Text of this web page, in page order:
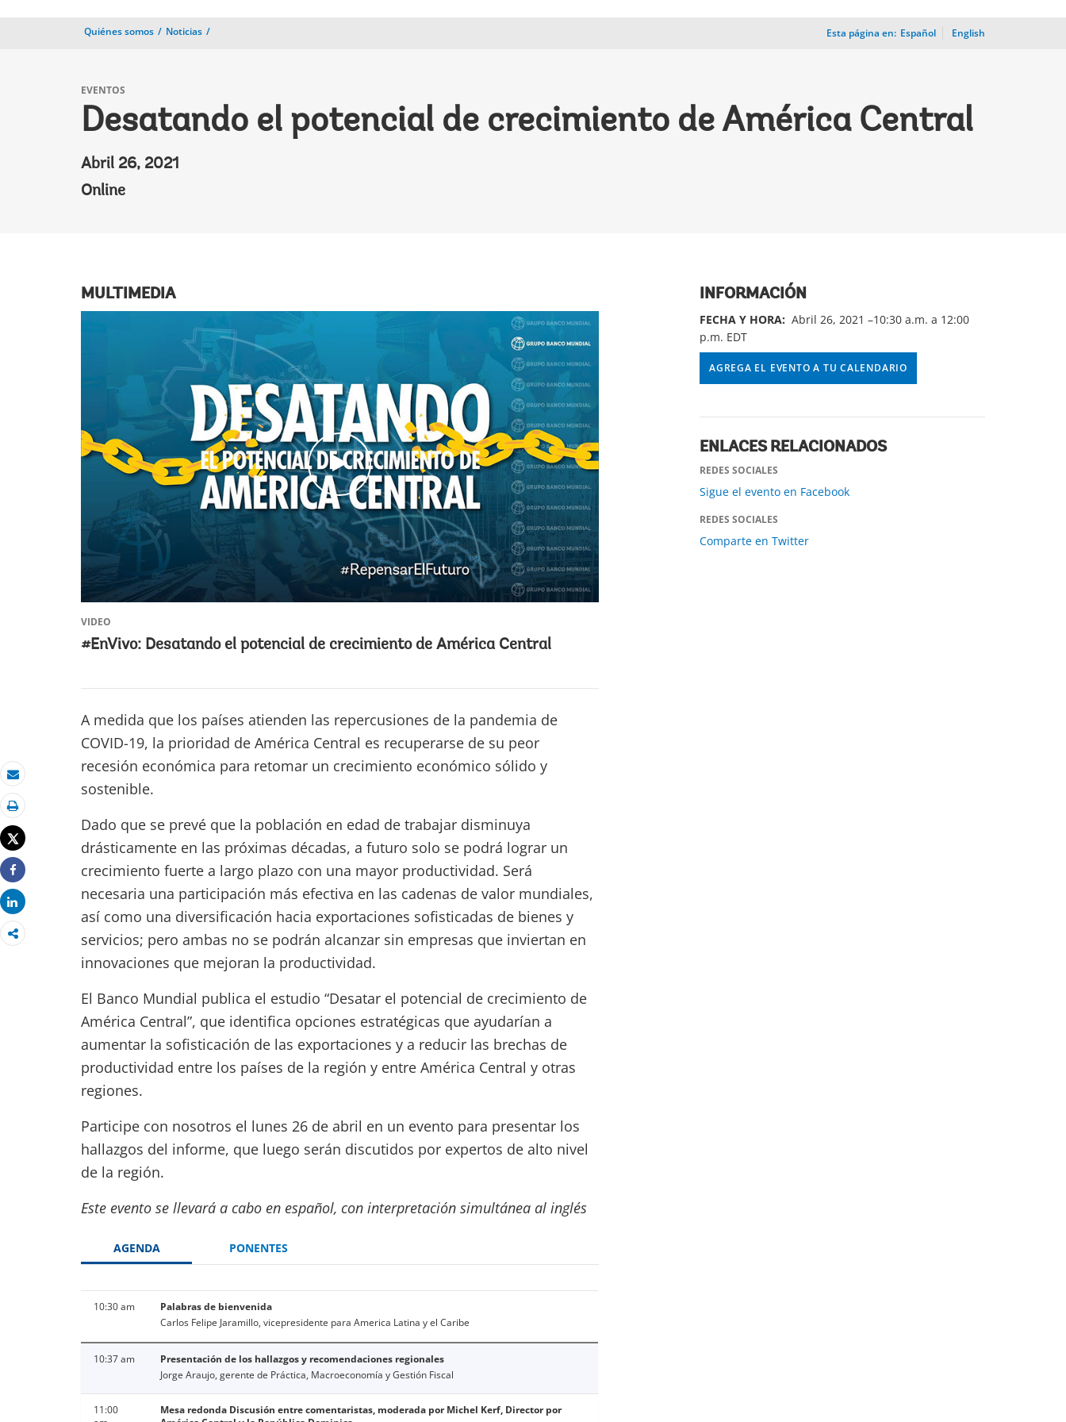
Quiénes somos Noticias Esta página en: Español English
EVENTOS
Desatando el potencial de crecimiento de América Central
Abril 26, 2021
Online
Correo electrónico
Imprimir
Tweet
Share
Share
MULTIMEDIA
c
l
i
c
k
VIDEO
#EnVivo: Desatando el potencial de crecimiento de América Central
A medida que los países atienden las repercusiones de la pandemia de
COVID-19, la prioridad de América Central es recuperarse de su peor
recesión económica para retomar un crecimiento económico sólido y
sostenible.
Dado que se prevé que la población en edad de trabajar disminuya
drásticamente en las próximas décadas, a futuro solo se podrá lograr un
crecimiento fuerte a largo plazo con una mayor productividad. Será
necesaria una participación más efectiva en las cadenas de valor mundiales,
así como una diversificación hacia exportaciones sofisticadas de bienes y
servicios; pero ambas no se podrán alcanzar sin empresas que inviertan en
innovaciones que mejoran la productividad.
El Banco Mundial publica el estudio “Desatar el potencial de crecimiento de
América Central”, que identifica opciones estratégicas que ayudarían a
aumentar la sofisticación de las exportaciones y a reducir las brechas de
productividad entre los países de la región y entre América Central y otras
regiones.
Participe con nosotros el lunes 26 de abril en un evento para presentar los
hallazgos del informe, que luego serán discutidos por expertos de alto nivel
de la región.
Este evento se llevará a cabo en español, con interpretación simultánea al inglés
AGENDA PONENTES
10:30 am
Palabras de bienvenida
Carlos Felipe Jaramillo, vicepresidente para America Latina y el Caribe
10:37 am
Presentación de los hallazgos y recomendaciones regionales
Jorge Araujo, gerente de Práctica, Macroeconomía y Gestión Fiscal
11:00
Mesa redonda Discusión entre comentaristas, moderada por Michel Kerf, Director por
INFORMACIÓN
FECHA Y HORA: Abril 26, 2021 –10:30 a.m. a 12:00
p.m. EDT
AGREGA EL EVENTO A TU CALENDARIO
ENLACES RELACIONADOS
REDES SOCIALES
Sigue el evento en Facebook
REDES SOCIALES
Comparte en Twitter